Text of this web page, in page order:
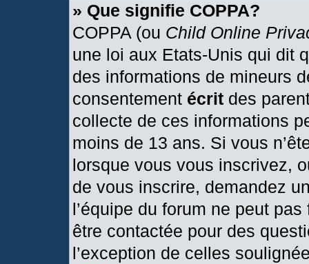
» Que signifie COPPA?
COPPA (ou Child Online
une loi aux Etats-Unis qui dit
des informations de mineurs
consentement écrit des
collecte de ces informations
moins de 13 ans. Si vous
lorsque vous vous inscrivez,
de vous inscrire, demandez
l’équipe du forum ne peut
être contactée pour des
l’exception de celles